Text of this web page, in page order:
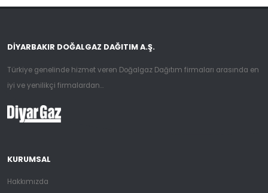
DIYARBAKIR DOĞALGAZ DAĞITIM A.Ş.
Türkiye genelinde hizmet veren Doğalgaz Dağıtım firmaları arasında en
iyi ve yenilikçi firmalardan...
KURUMSAL
Hakkımızda